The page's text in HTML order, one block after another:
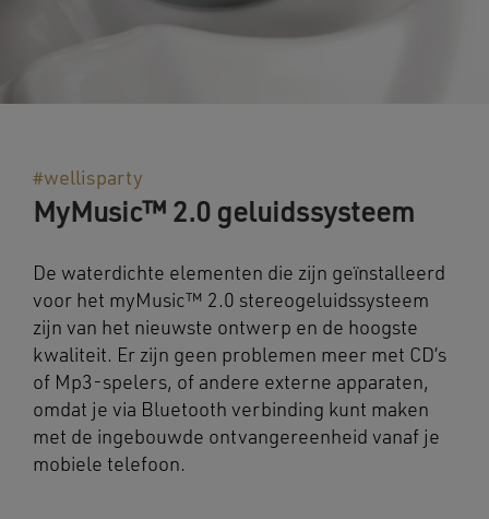
#wellisparty
MyMusic™ 2.0 geluidssysteem
De waterdichte elementen die zijn geïnstalleerd
voor het myMusic™ 2.0 stereogeluidssysteem
zijn van het nieuwste ontwerp en de hoogste
kwaliteit. Er zijn geen problemen meer met CD’s
of Mp3-spelers, of andere externe apparaten,
omdat je via Bluetooth verbinding kunt maken
met de ingebouwde ontvangereenheid vanaf je
mobiele telefoon.